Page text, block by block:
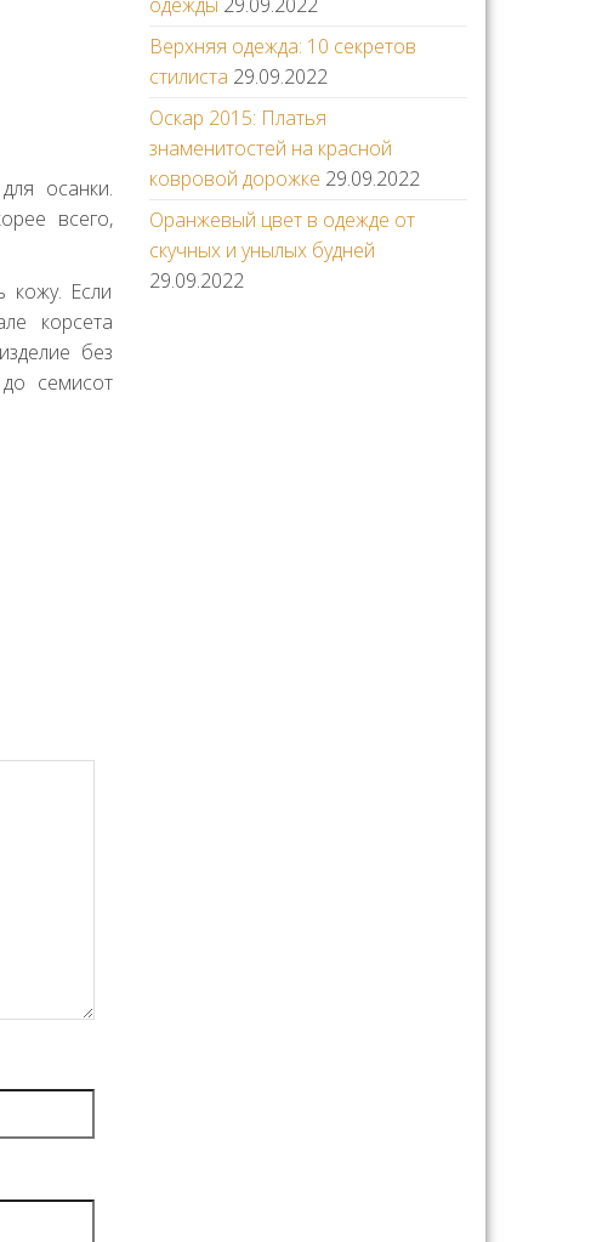
осанки.
всего,
кожу. Если
корсета
без
семисот
Верхняя одежда: 10 секретов
стилиста 29.09.2022
Оскар 2015: Платья
знаменитостей на красной
ковровой дорожке 29.09.2022
Оранжевый цвет в одежде от
скучных и унылых будней
29.09.2022